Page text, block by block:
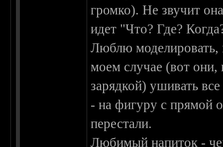
громко). Не звучит
идет "Что? Где?
Люблю моделировать,
моем случае (вот
зарядкой) ушивать
- на фигуру с прямой
перестали.
Любимый напиток -